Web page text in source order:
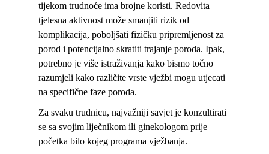
tijekom trudnoće ima brojne koristi. Redovita
tjelesna aktivnost može smanjiti rizik od
komplikacija, poboljšati fizičku pripremljenost za
porod i potencijalno skratiti trajanje poroda. Ipak,
potrebno je više istraživanja kako bismo točno
razumjeli kako različite vrste vježbi mogu utjecati
na specifične faze poroda.
Za svaku trudnicu, najvažniji savjet je konzultirati
se sa svojim liječnikom ili ginekologom prije
početka bilo kojeg programa vježbanja.